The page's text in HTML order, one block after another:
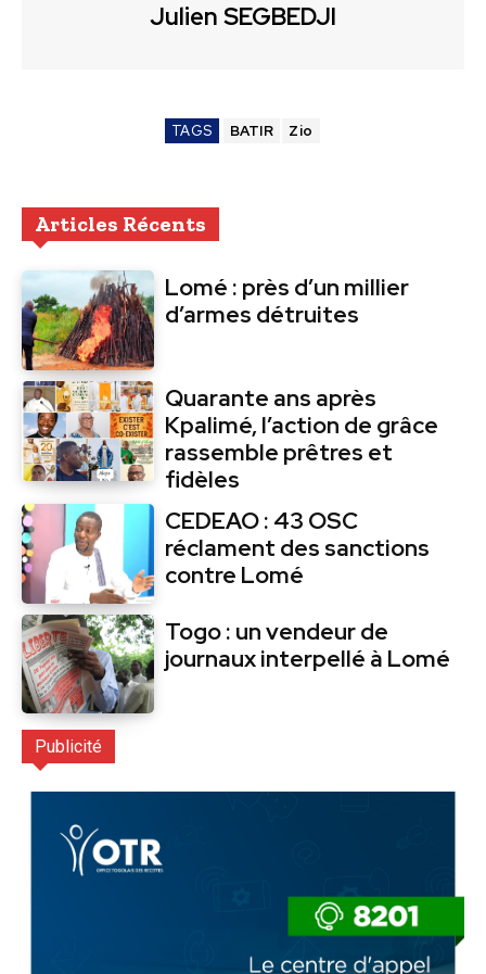
Julien SEGBEDJI
TAGS BATIR Zio
Articles Récents
Lomé : près d’un millier
d’armes détruites
Quarante ans après
Kpalimé, l’action de grâce
rassemble prêtres et
fidèles
CEDEAO : 43 OSC
réclament des sanctions
contre Lomé
Togo : un vendeur de
journaux interpellé à Lomé
Publicité